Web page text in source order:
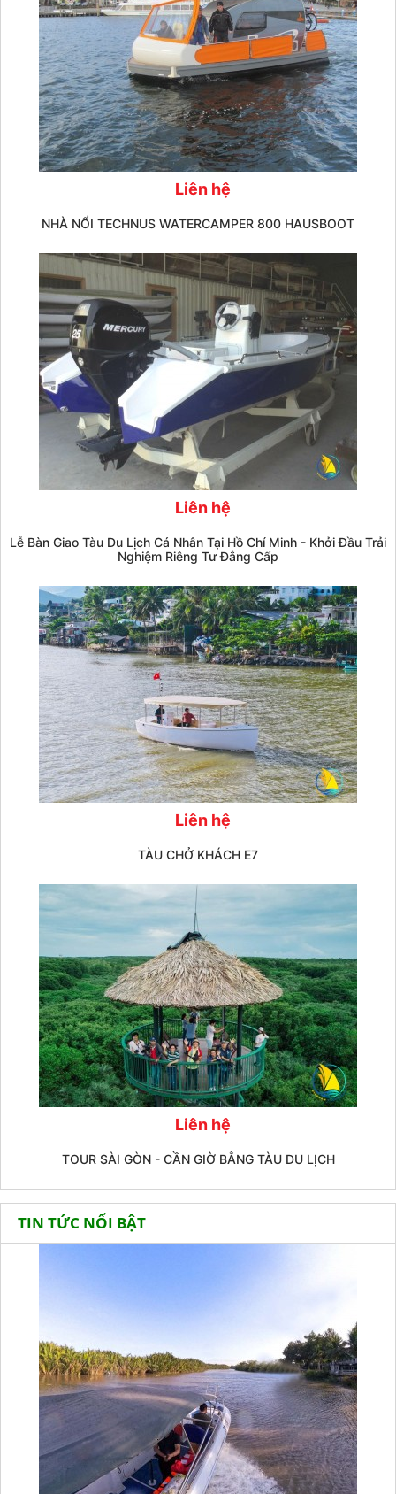
Liên hệ
NHÀ NỔI TECHNUS WATERCAMPER 800 HAUSBOOT
Liên hệ
Lễ Bàn Giao Tàu Du Lịch Cá Nhân Tại Hồ Chí Minh - Khởi Đầu Trải
Nghiệm Riêng Tư Đẳng Cấp
Liên hệ
TÀU CHỞ KHÁCH E7
Liên hệ
TOUR SÀI GÒN - CẦN GIỜ BẰNG TÀU DU LỊCH
TIN TỨC NỔI BẬT